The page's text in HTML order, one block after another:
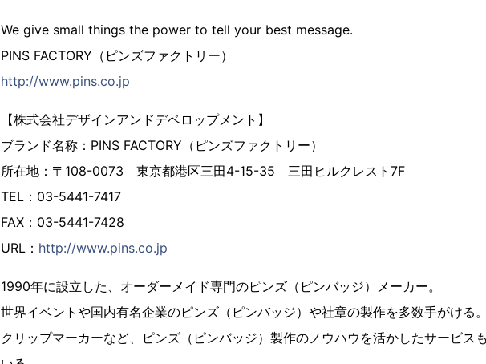
We give small things the power to tell your best message.
PINS FACTORY（ピンズファクトリー）
http://www.pins.co.jp
【株式会社デザインアンドデベロップメント】
ブランド名称：PINS FACTORY（ピンズファクトリー）
所在地：〒108-0073 東京都港区三田4-15-35 三田ヒルクレスト7F
TEL：03-5441-7417
FAX：03-5441-7428
URL： http://www.pins.co.jp
1990年に設立した、オーダーメイド専門のピンズ（ピンバッジ）メーカー。
世界イベントや国内有名企業のピンズ（ピンバッジ）や社章の製作を多数手がける。
クリップマーカーなど、ピンズ（ピンバッジ）製作のノウハウを活かしたサービス